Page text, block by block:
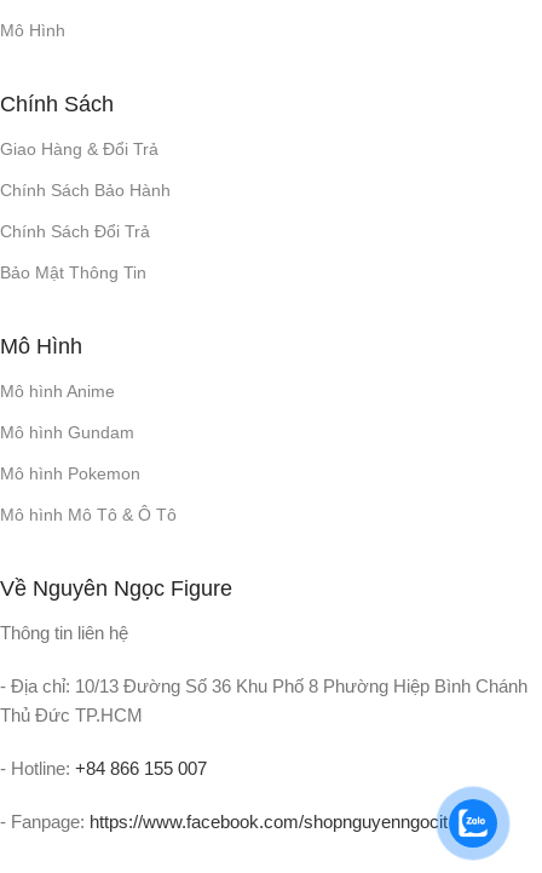
Mô Hình
Chính Sách
Giao Hàng & Đổi Trả
Chính Sách Bảo Hành
Chính Sách Đổi Trả
Bảo Mật Thông Tin
Mô Hình
Mô hình Anime
Mô hình Gundam
Mô hình Pokemon
Mô hình Mô Tô & Ô Tô
Về Nguyên Ngọc Figure
Thông tin liên hệ
- Địa chỉ: 10/13 Đường Số 36 Khu Phố 8 Phường Hiệp Bình Chánh
Thủ Đức TP.HCM
- Hotline: +84 866 155 007
- Fanpage: https://www.facebook.com/shopnguyenngocit